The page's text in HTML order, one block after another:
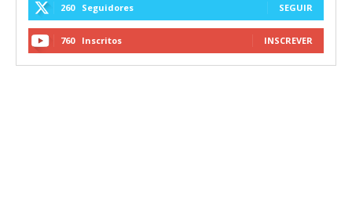
260 Seguidores SEGUIR
760 Inscritos INSCREVER